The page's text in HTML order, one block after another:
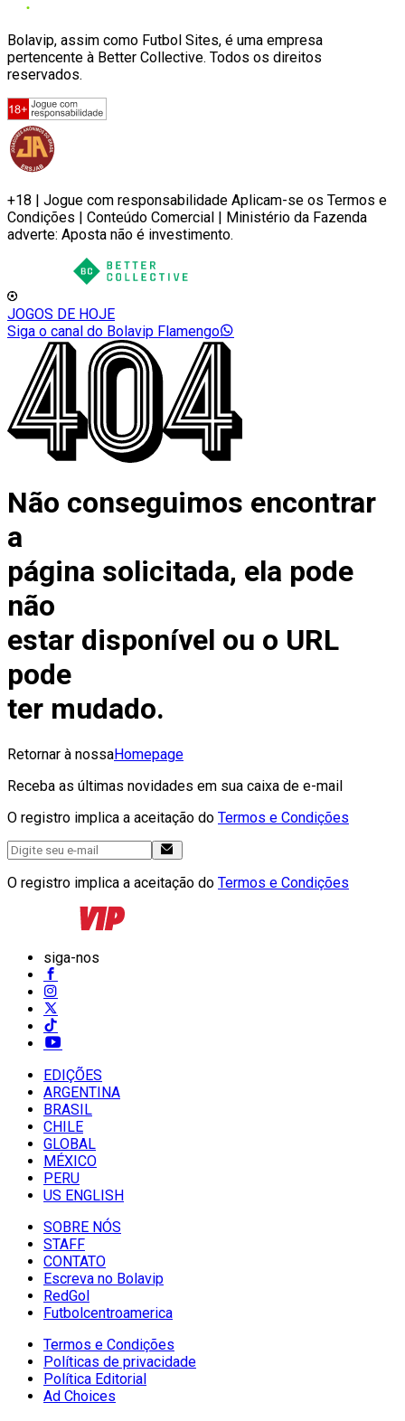
Bolavip, assim como Futbol Sites, é uma empresa
pertencente à Better Collective. Todos os direitos
reservados.
+18 | Jogue com responsabilidade Aplicam-se os Termos e
Condições | Conteúdo Comercial | Ministério da Fazenda
adverte: Aposta não é investimento.
JOGOS DE HOJE
Siga o canal do Bolavip Flamengo
Não conseguimos encontrar
a
página solicitada, ela pode
não
estar disponível ou o URL
pode
ter mudado.
Retornar à nossaHomepage
Receba as últimas novidades em sua caixa de e-mail
O registro implica a aceitação do Termos e Condições
O registro implica a aceitação do Termos e Condições
siga-nos
EDIÇÕES
ARGENTINA
BRASIL
CHILE
GLOBAL
MÉXICO
PERU
US ENGLISH
SOBRE NÓS
STAFF
CONTATO
Escreva no Bolavip
RedGol
Futbolcentroamerica
Termos e Condições
Políticas de privacidade
Política Editorial
Ad Choices